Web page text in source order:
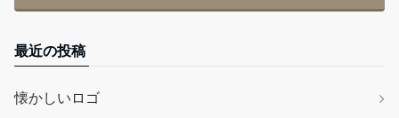
最近の投稿
懐かしいロゴ